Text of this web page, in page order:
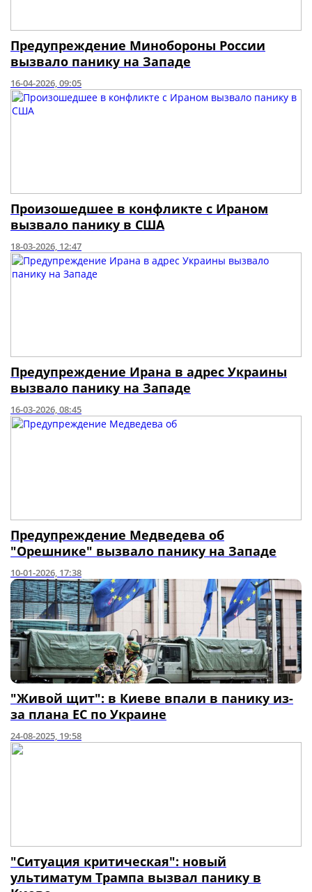
Предупреждение Минобороны России
вызвало панику на Западе
16-04-2026, 09:05
Произошедшее в конфликте с Ираном
вызвало панику в США
18-03-2026, 12:47
Предупреждение Ирана в адрес Украины
вызвало панику на Западе
16-03-2026, 08:45
Предупреждение Медведева об
"Орешнике" вызвало панику на Западе
10-01-2026, 17:38
"Живой щит": в Киеве впали в панику из-
за плана ЕС по Украине
24-08-2025, 19:58
"Ситуация критическая": новый
ультиматум Трампа вызвал панику в